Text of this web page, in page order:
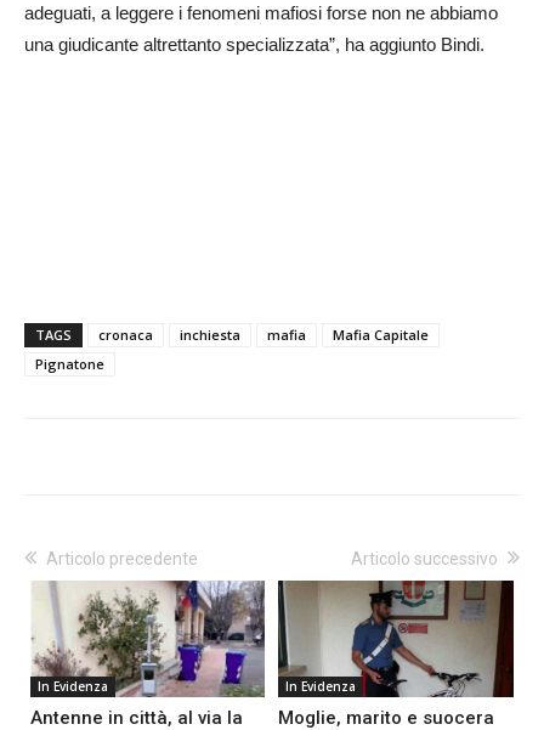
adeguati, a leggere i fenomeni mafiosi forse non ne abbiamo
una giudicante altrettanto specializzata”, ha aggiunto Bindi.
TAGS cronaca inchiesta mafia
Mafia Capitale
Pignatone
Articolo precedente
In Evidenza
Antenne in città, al via la
Articolo successivo
In Evidenza
Moglie, marito e suocera